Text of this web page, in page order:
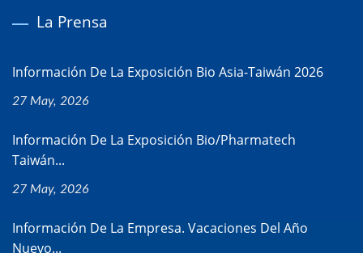
La Prensa
Información De La Exposición Bio Asia-Taiwán 2026
27 May, 2026
Información De La Exposición Bio/Pharmatech
Taiwán...
27 May, 2026
Información De La Empresa. Vacaciones Del Año
Nuevo...